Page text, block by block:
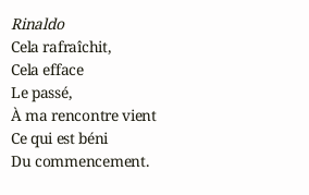
Rinaldo
Cela rafraîchit,
Cela efface
Le passé,
À ma rencontre vient
Ce qui est béni
Du commencement.